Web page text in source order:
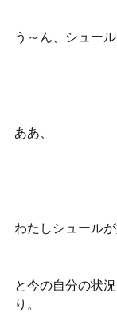
う～ん、シュール
ああ、
わたしシュールが
と今の自分の状
り。